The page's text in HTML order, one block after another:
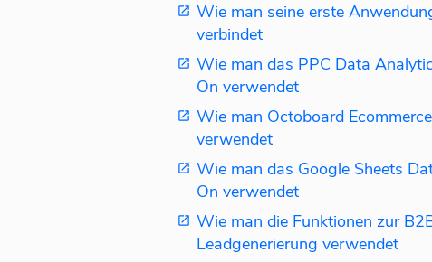
Wie man seine erste
verbindet
Wie man das PPC Data
On verwendet
Wie man Octoboard
verwendet
Wie man das Google Sheets
On verwendet
Wie man die Funktionen zur
Leadgenerierung verwendet